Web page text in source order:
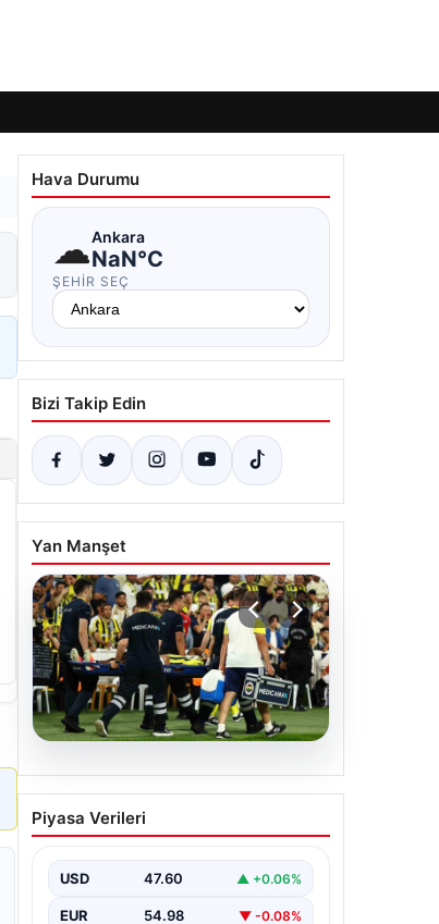
Hava Durumu
☁Ankara
NaN°C
ŞEHIR SEÇ
Bizi Takip Edin
Yan Manşet
05.08.2026
Fenerbahçe’de Sturm
Graz maçında
kahreden haber!
Piyasa Verileri
USD 47.60 ▲ +0.06%
EUR 54.98 ▼ -0.08%